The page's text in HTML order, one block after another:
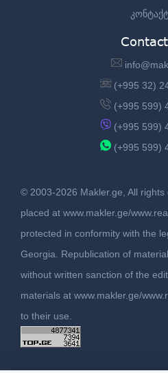
(+995 32)
(+995 599)
(+995 599)
(+995 599)
© 2003-2026 Makler.ge, All
placed at www.makler.ge/
protected in conformity with the
Georgia. Republication of
without written sanction of the
materials at www.makler.ge/
to their use.